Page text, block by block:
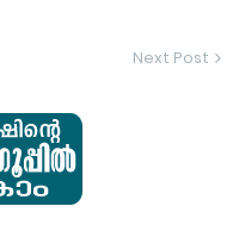
Next Post